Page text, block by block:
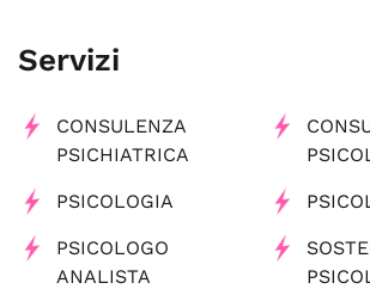
Servizi
CONSULENZA
PSICHIATRICA
PSICOLOGIA
PSICOLOGO
ANALISTA